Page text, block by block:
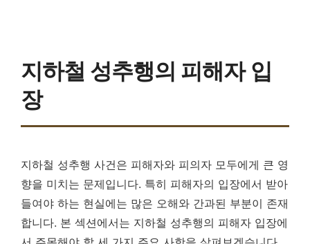
지하철 성추행의 피해자 입
장
지하철 성추행 사건은 피해자와 피의자 모두에게 큰 영
향을 미치는 문제입니다. 특히 피해자의 입장에서 받아
들여야 하는 현실에는 많은 오해와 간과된 부분이 존재
합니다. 본 섹션에서는 지하철 성추행의 피해자 입장에